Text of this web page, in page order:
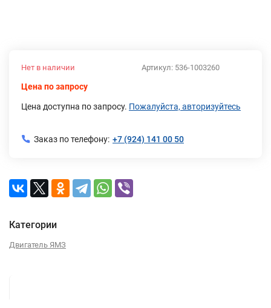
Артикул: 536-1003260
Нет в наличии
Цена по запросу
Цена доступна по запросу. Пожалуйста, авторизуйтесь
Заказ по телефону: +7 (924) 141 00 50
Категории
Двигатель ЯМЗ